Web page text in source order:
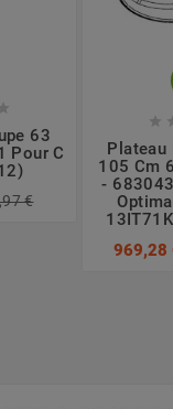

63
Pour C
€

Plateau
105 Cm
-
969,28